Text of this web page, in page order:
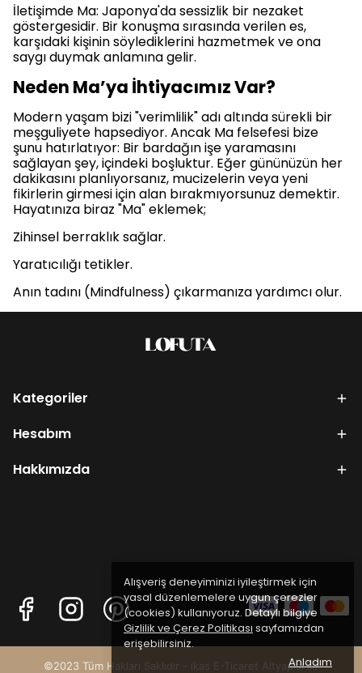
Alışveriş deneyiminizi iyileştirmek için
yasal düzenlemelere uygun çerezler
(cookies) kullanıyoruz. Detaylı bilgiye
Gizlilik ve Çerez Politikası sayfamızdan
erişebilirsiniz.
Anladım
İletişimde Ma: Japonya'da sessizlik bir nezaket
göstergesidir. Bir konuşma sırasında verilen es,
karşıdaki kişinin söylediklerini hazmetmek ve ona
saygı duymak anlamına gelir.
Neden Ma’ya İhtiyacımız Var?
Modern yaşam bizi "verimlilik" adı altında sürekli bir
meşguliyete hapsediyor. Ancak Ma felsefesi bize
şunu hatırlatıyor: Bir bardağın işe yaramasını
sağlayan şey, içindeki boşluktur. Eğer gününüzün her
dakikasını planlıyorsanız, mucizelerin veya yeni
fikirlerin girmesi için alan bırakmıyorsunuz demektir.
Hayatınıza biraz "Ma" eklemek;
Zihinsel berraklık sağlar.
Yaratıcılığı tetikler.
Anın tadını (Mindfulness) çıkarmanıza yardımcı olur.
Kategoriler
Hesabım
Hakkımızda
©2023 Tüm Hakları Saklıdır - ikas E-Ticaret Altyapısı ile